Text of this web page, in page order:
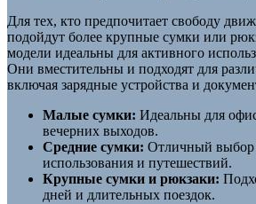
Для тех, кто предпочитает свободу
подойдут более крупные сумки или
модели идеальны для активного
Они вместительны и подходят для
включая зарядные устройства и
Малые сумки: Идеальны для
вечерних выходов.
Средние сумки: Отличный выбор
использования и путешествий.
Крупные сумки и рюкзаки:
дней и длительных поездок.